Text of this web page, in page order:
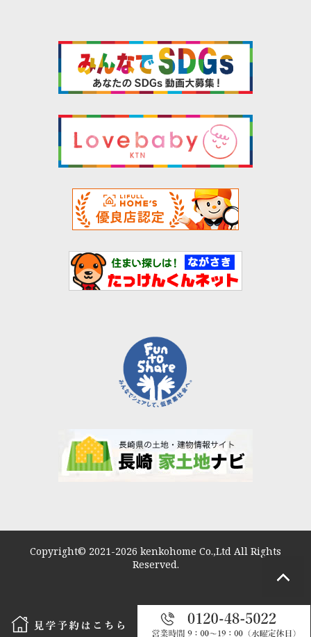
Copyright© 2021-2026 kenkohome Co.,Ltd All Rights
Reserved.